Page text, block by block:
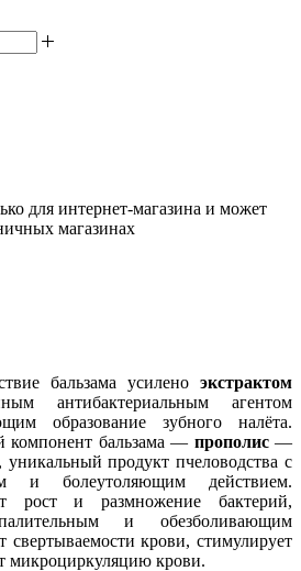
для интернет-магазина и может
магазинах
бальзама усилено экстрактом
антибактериальным агентом
образование зубного налёта.
компонент бальзама — прополис—
продукт пчеловодства с
и болеутоляющим действием.
рост и размножение бактерий,
и обезболивающим
свертываемости крови, стимулирует
микроциркуляцию крови.